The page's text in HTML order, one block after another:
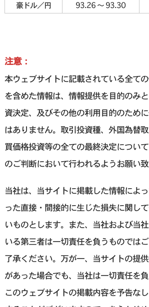
豪ドル／円
93.26 〜 93.30
注意：
本ウェブサイトに記載されている全て
を含めた情報は、情報提供を目的のみ
資決定、及びその他の利用目的のため
はありません。取引投資種、外国為替
買価格投資等の全ての最終決定につい
のご判断において行われるようお願い致
当社は、当サイトに掲載した情報によ
った直接・間接的に生じた損失に関し
いものとします。また、当社および当
いる第三者は一切責任を負うものでは
了承ください。万が一、当サイトの提
があった場合でも、当社は一切責任を
このウェブサイトの掲載内容を予告な